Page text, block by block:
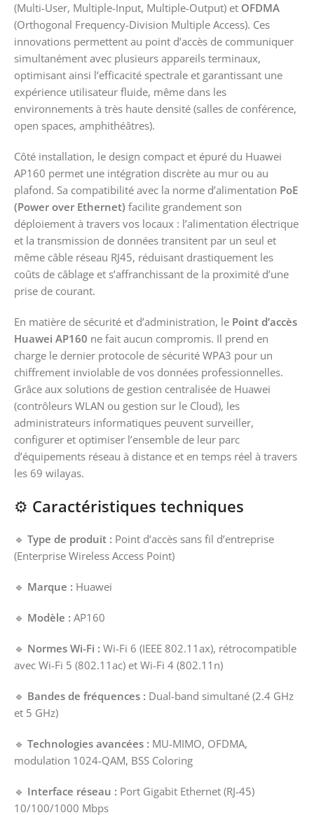
(Multi-User, Multiple-Input, Multiple-Output) et OFDMA
(Orthogonal Frequency-Division Multiple Access). Ces
innovations permettent au point d’accès de communiquer
simultanément avec plusieurs appareils terminaux,
optimisant ainsi l’efficacité spectrale et garantissant une
expérience utilisateur fluide, même dans les
environnements à très haute densité (salles de conférence,
open spaces, amphithéâtres).
Côté installation, le design compact et épuré du Huawei
AP160 permet une intégration discrète au mur ou au
plafond. Sa compatibilité avec la norme d’alimentation PoE
(Power over Ethernet) facilite grandement son
déploiement à travers vos locaux : l’alimentation électrique
et la transmission de données transitent par un seul et
même câble réseau RJ45, réduisant drastiquement les
coûts de câblage et s’affranchissant de la proximité d’une
prise de courant.
En matière de sécurité et d’administration, le Point d’accès
Huawei AP160 ne fait aucun compromis. Il prend en
charge le dernier protocole de sécurité WPA3 pour un
chiffrement inviolable de vos données professionnelles.
Grâce aux solutions de gestion centralisée de Huawei
(contrôleurs WLAN ou gestion sur le Cloud), les
administrateurs informatiques peuvent surveiller,
configurer et optimiser l’ensemble de leur parc
d’équipements réseau à distance et en temps réel à travers
les 69 wilayas.
⚙️ Caractéristiques techniques
🔹 Type de produit : Point d’accès sans fil d’entreprise
(Enterprise Wireless Access Point)
🔹 Marque : Huawei
🔹 Modèle : AP160
🔹 Normes Wi-Fi : Wi-Fi 6 (IEEE 802.11ax), rétrocompatible
avec Wi-Fi 5 (802.11ac) et Wi-Fi 4 (802.11n)
🔹 Bandes de fréquences : Dual-band simultané (2.4 GHz
et 5 GHz)
🔹 Technologies avancées : MU-MIMO, OFDMA,
modulation 1024-QAM, BSS Coloring
🔹 Interface réseau : Port Gigabit Ethernet (RJ-45)
10/100/1000 Mbps